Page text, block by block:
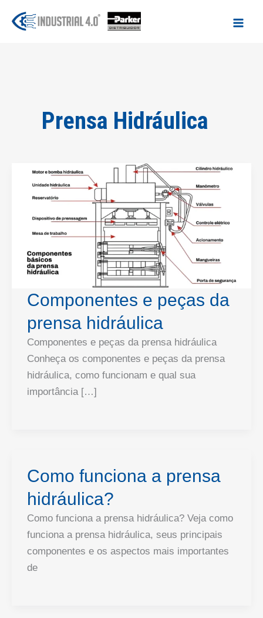
para
Prensa Hidráulica
Componentes e peças da
prensa hidráulica
Componentes e peças da prensa hidráulica
Conheça os componentes e peças da prensa
hidráulica, como funcionam e qual sua
importância […]
Como funciona a prensa
hidráulica?
Como funciona a prensa hidráulica? Veja como
funciona a prensa hidráulica, seus principais
componentes e os aspectos mais importantes
de